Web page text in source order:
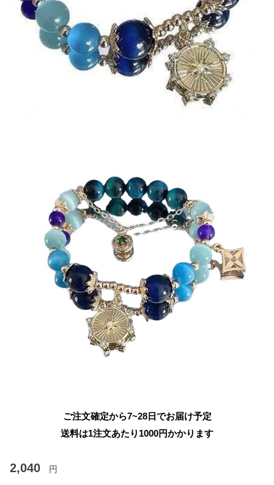
ご注文確定から7~28日でお届け予定
送料は1注文あたり 1000円かかります
2,040 円